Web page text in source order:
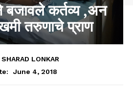
कर्तव्य ,अन
तरुणाचे प्राण
SHARAD LONKAR
June 4, 2018